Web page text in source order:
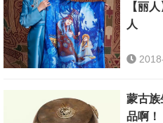
› ›
【丽
人
蒙古族
品啊！